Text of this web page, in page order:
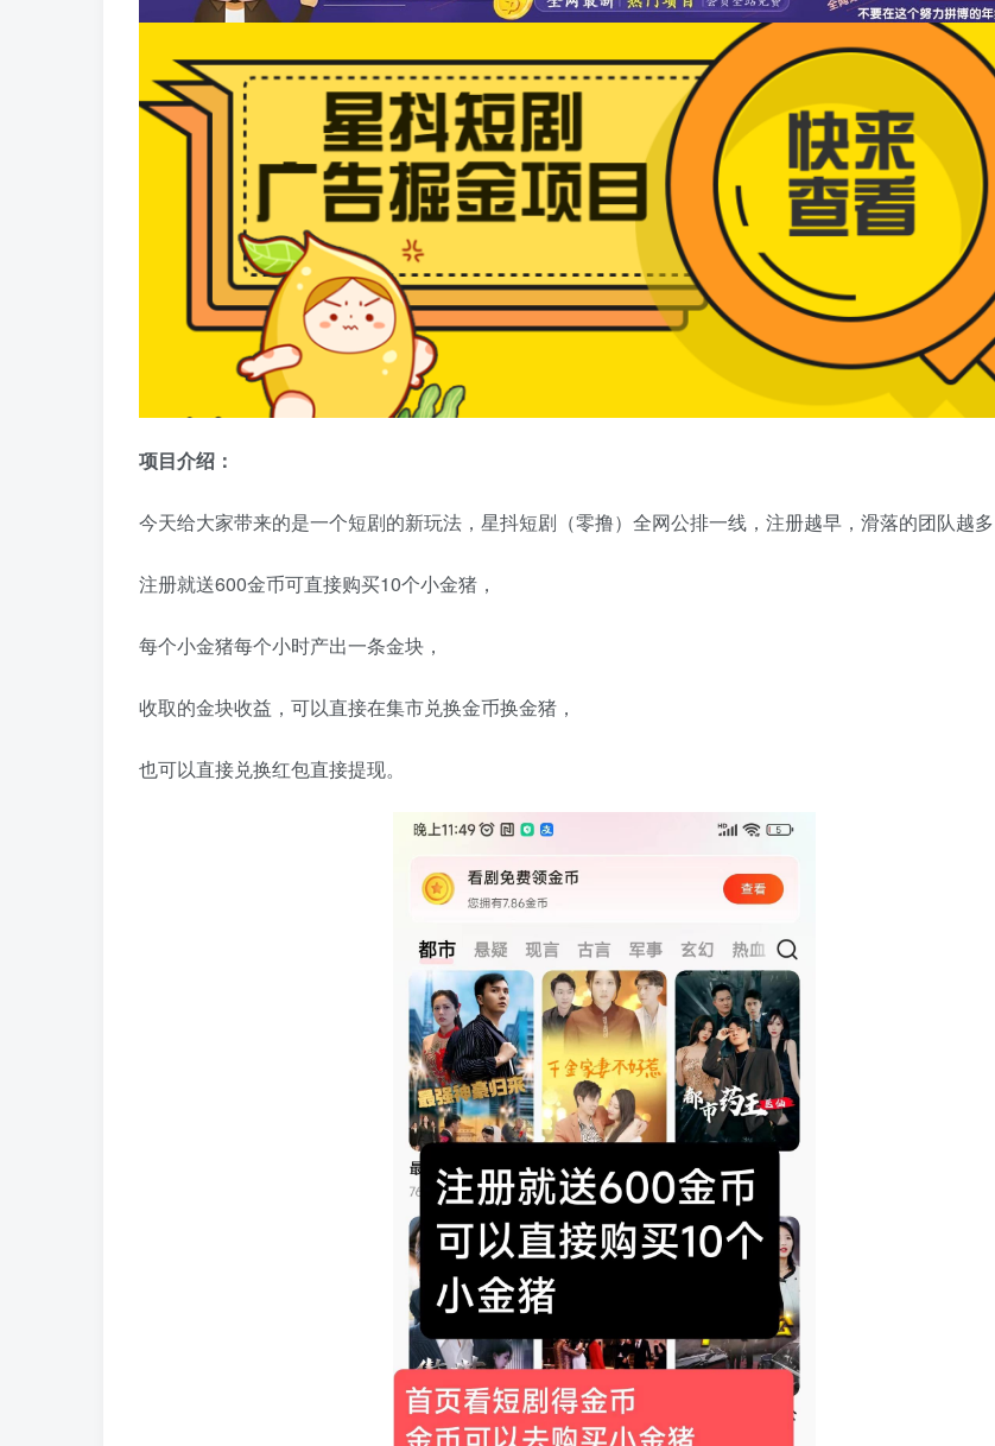
项目介绍：
今天给大家带来的是一个短剧的新玩法，星抖短剧（零撸）全网公排一线，注册越早，滑落的团队越多
注册就送600金币可直接购买10个小金猪，
每个小金猪每个小时产出一条金块，
收取的金块收益，可以直接在集市兑换金币换金猪，
也可以直接兑换红包直接提现。